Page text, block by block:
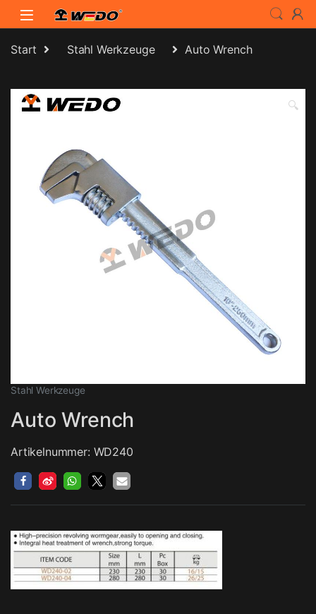
Skip to navigation
Skip to content
Start Stahl Werkzeuge Auto Wrench
🔍
Stahl Werkzeuge
Auto Wrench
Artikelnummer: WD240